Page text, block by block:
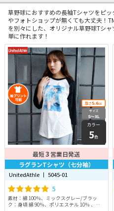
草野球におすすめの長袖Tシャツをピ
やフォトショップが無くても大丈夫！
を別々にした、オリジナル草野球Tシ
単に作れます！
厚さ5.6oz
サイズ
S〜XL
カラー
5色
最短3 営業日発送
ラグランTシャツ（七分袖）
UnitedAthle 丨 5045-01
5
素材：綿 100％、ミックスグレー/ブラッ
ク：身頃 綿 90％、ポリエステル 10％ 、袖